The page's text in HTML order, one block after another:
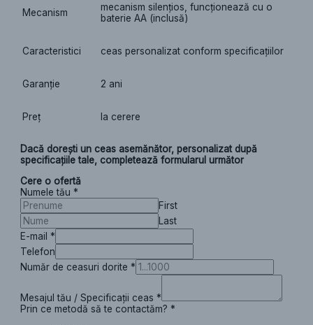
Mecanism
mecanism silențios, funcționează cu o
baterie AA (inclusă)
Caracteristici ceas personalizat conform specificațiilor
Garanție 2 ani
Preț la cerere
Dacă dorești un ceas asemănător, personalizat după
specificațiile tale, completează formularul următor
Cere o ofertă
Numele tău*
First
Last
E-mail*
Telefon
Număr de ceasuri dorite*
Mesajul tău / Specificații ceas*
Prin ce metodă să te contactăm?*